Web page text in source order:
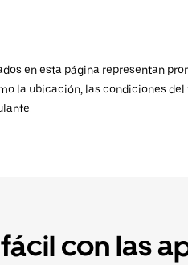
en esta página representan
la ubicación, las condiciones
con las